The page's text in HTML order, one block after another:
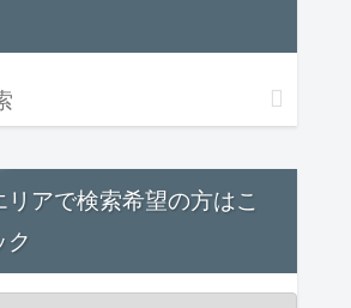
アで検索希望の方はこ
ク